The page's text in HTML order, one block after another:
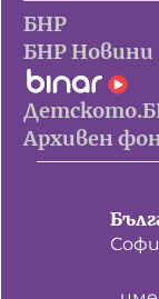
БНР
БНР Новини
Архивен